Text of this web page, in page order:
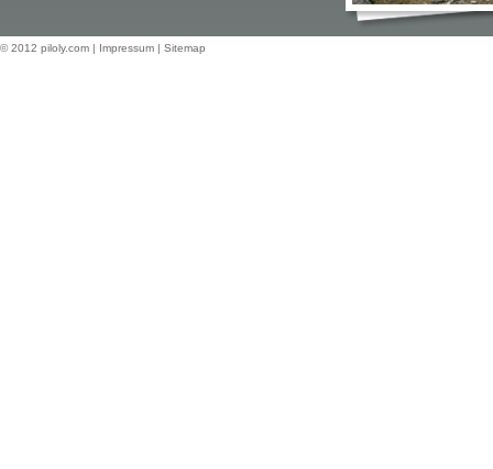
© 2012 piloly.com | Impressum | Sitemap